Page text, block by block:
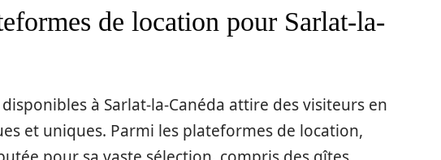
de location pour Sarlat-la-
à Sarlat-la-Canéda attire des visiteurs en
et uniques. Parmi les plateformes de location,